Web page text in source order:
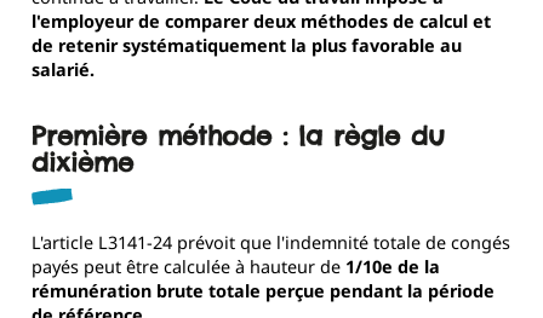
l'employeur de comparer deux méthodes de calcul et
de retenir systématiquement la plus favorable au
salarié.
Première méthode : la règle du
dixième
L'article L3141-24 prévoit que l'indemnité totale de congés
payés peut être calculée à hauteur de 1/10e de la
rémunération brute totale perçue pendant la période